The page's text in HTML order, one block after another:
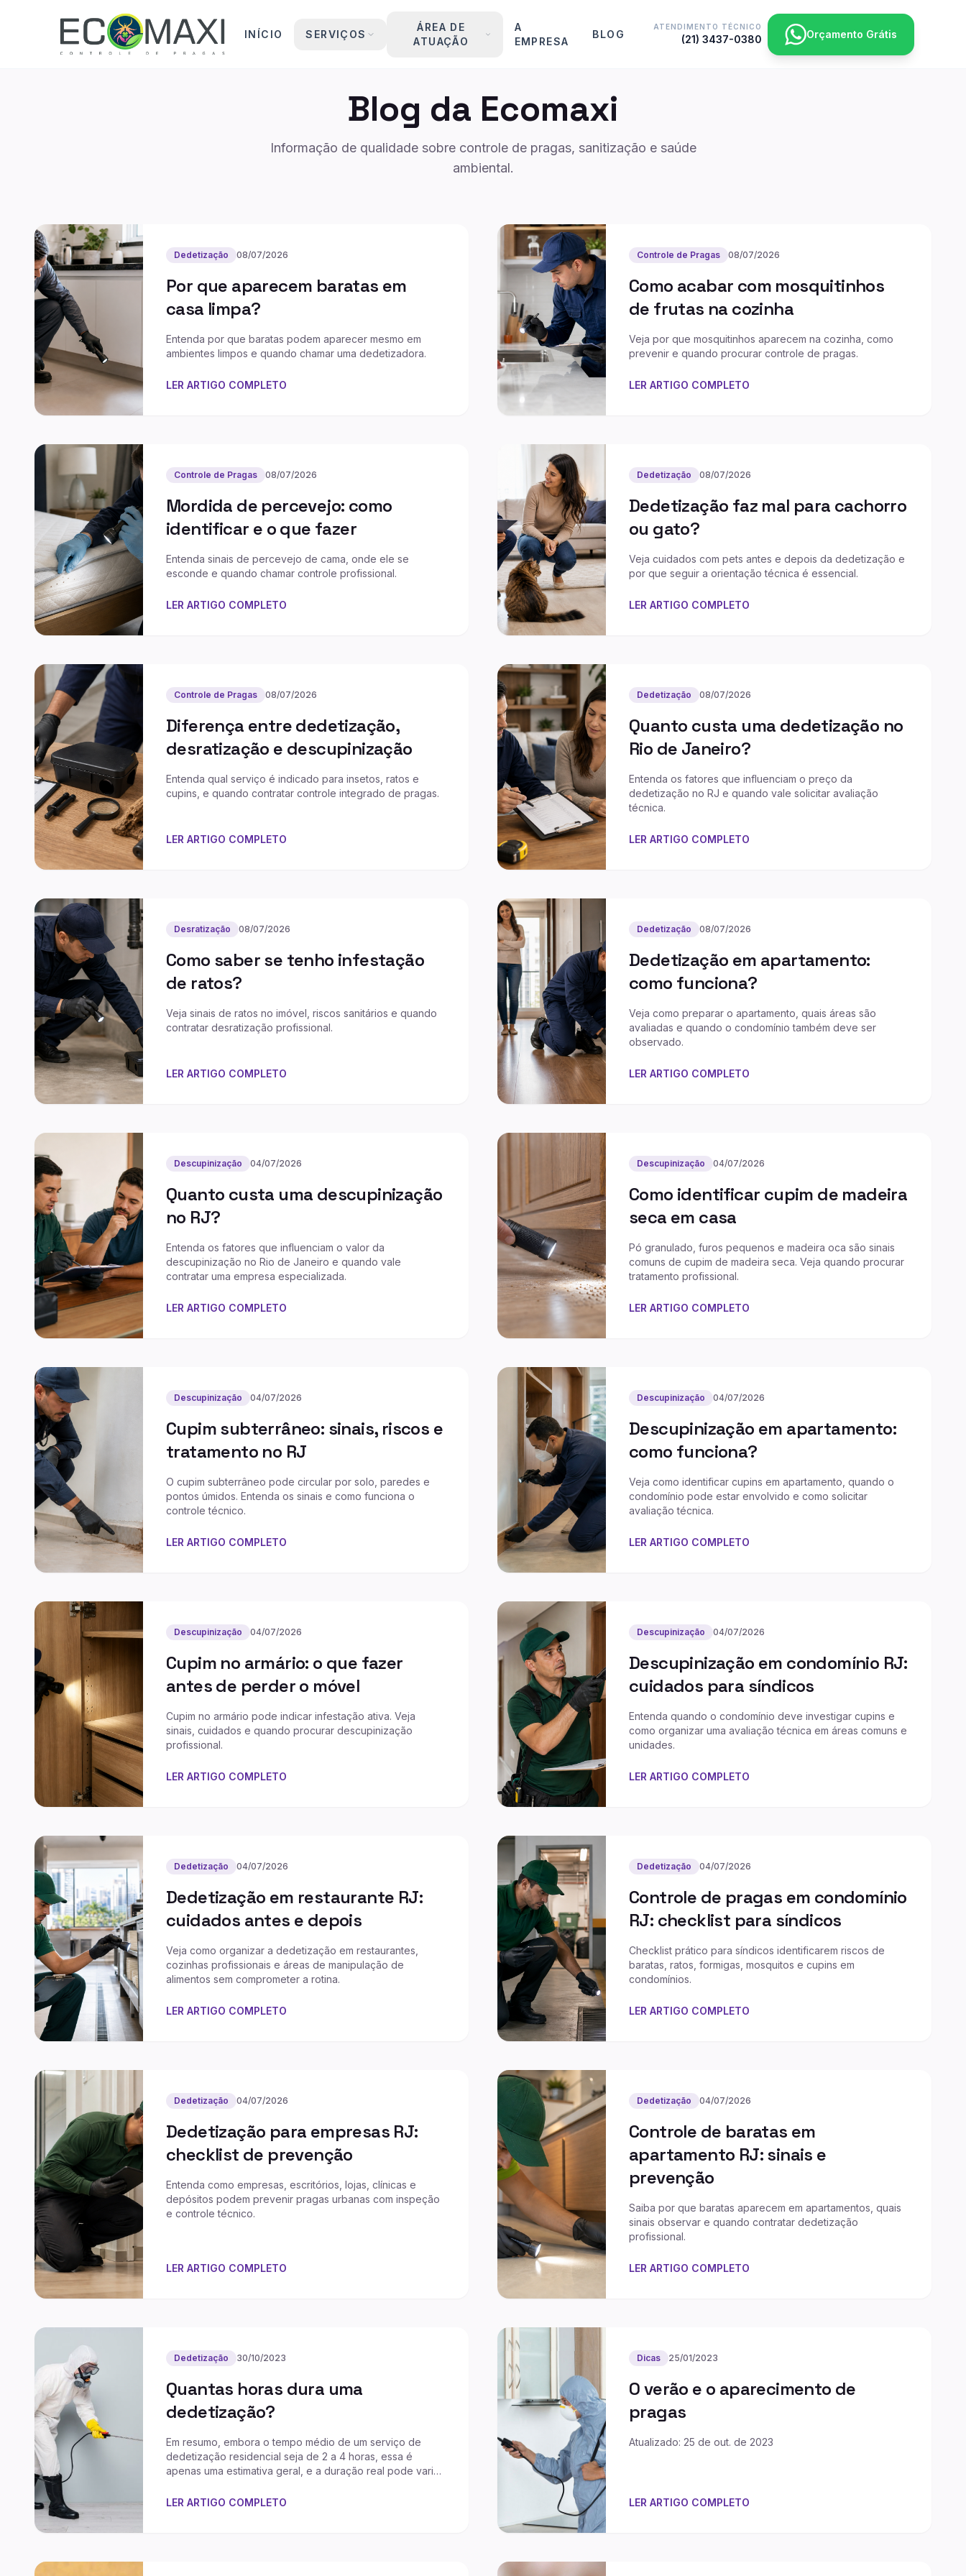
INÍCIO SERVIÇOS
ÁREA DE
ATUAÇÃO
A
EMPRESA
BLOG
ATENDIMENTO TÉCNICO
(21) 3437-0380 Orçamento Grátis
Blog da Ecomaxi
Informação de qualidade sobre controle de pragas, sanitização e saúde
ambiental.
Dedetização 08/07/2026
Por que aparecem baratas em
casa limpa?
Entenda por que baratas podem aparecer mesmo em
ambientes limpos e quando chamar uma dedetizadora.
LER ARTIGO COMPLETO
Controle de Pragas 08/07/2026
Como acabar com mosquitinhos
de frutas na cozinha
Veja por que mosquitinhos aparecem na cozinha, como
prevenir e quando procurar controle de pragas.
LER ARTIGO COMPLETO
Controle de Pragas 08/07/2026
Mordida de percevejo: como
identificar e o que fazer
Entenda sinais de percevejo de cama, onde ele se
esconde e quando chamar controle profissional.
LER ARTIGO COMPLETO
Dedetização 08/07/2026
Dedetização faz mal para cachorro
ou gato?
Veja cuidados com pets antes e depois da dedetização e
por que seguir a orientação técnica é essencial.
LER ARTIGO COMPLETO
Controle de Pragas 08/07/2026
Diferença entre dedetização,
desratização e descupinização
Entenda qual serviço é indicado para insetos, ratos e
cupins, e quando contratar controle integrado de pragas.
LER ARTIGO COMPLETO
Dedetização 08/07/2026
Quanto custa uma dedetização no
Rio de Janeiro?
Entenda os fatores que influenciam o preço da
dedetização no RJ e quando vale solicitar avaliação
técnica.
LER ARTIGO COMPLETO
Desratização 08/07/2026
Como saber se tenho infestação
de ratos?
Veja sinais de ratos no imóvel, riscos sanitários e quando
contratar desratização profissional.
LER ARTIGO COMPLETO
Dedetização 08/07/2026
Dedetização em apartamento:
como funciona?
Veja como preparar o apartamento, quais áreas são
avaliadas e quando o condomínio também deve ser
observado.
LER ARTIGO COMPLETO
Descupinização 04/07/2026
Quanto custa uma descupinização
no RJ?
Entenda os fatores que influenciam o valor da
descupinização no Rio de Janeiro e quando vale
contratar uma empresa especializada.
LER ARTIGO COMPLETO
Descupinização 04/07/2026
Como identificar cupim de madeira
seca em casa
Pó granulado, furos pequenos e madeira oca são sinais
comuns de cupim de madeira seca. Veja quando procurar
tratamento profissional.
LER ARTIGO COMPLETO
Descupinização 04/07/2026
Cupim subterrâneo: sinais, riscos e
tratamento no RJ
O cupim subterrâneo pode circular por solo, paredes e
pontos úmidos. Entenda os sinais e como funciona o
controle técnico.
LER ARTIGO COMPLETO
Descupinização 04/07/2026
Descupinização em apartamento:
como funciona?
Veja como identificar cupins em apartamento, quando o
condomínio pode estar envolvido e como solicitar
avaliação técnica.
LER ARTIGO COMPLETO
Descupinização 04/07/2026
Cupim no armário: o que fazer
antes de perder o móvel
Cupim no armário pode indicar infestação ativa. Veja
sinais, cuidados e quando procurar descupinização
profissional.
LER ARTIGO COMPLETO
Descupinização 04/07/2026
Descupinização em condomínio RJ:
cuidados para síndicos
Entenda quando o condomínio deve investigar cupins e
como organizar uma avaliação técnica em áreas comuns e
unidades.
LER ARTIGO COMPLETO
Dedetização 04/07/2026
Dedetização em restaurante RJ:
cuidados antes e depois
Veja como organizar a dedetização em restaurantes,
cozinhas profissionais e áreas de manipulação de
alimentos sem comprometer a rotina.
LER ARTIGO COMPLETO
Dedetização 04/07/2026
Controle de pragas em condomínio
RJ: checklist para síndicos
Checklist prático para síndicos identificarem riscos de
baratas, ratos, formigas, mosquitos e cupins em
condomínios.
LER ARTIGO COMPLETO
Dedetização 04/07/2026
Dedetização para empresas RJ:
checklist de prevenção
Entenda como empresas, escritórios, lojas, clínicas e
depósitos podem prevenir pragas urbanas com inspeção
e controle técnico.
LER ARTIGO COMPLETO
Dedetização 04/07/2026
Controle de baratas em
apartamento RJ: sinais e
prevenção
Saiba por que baratas aparecem em apartamentos, quais
sinais observar e quando contratar dedetização
profissional.
LER ARTIGO COMPLETO
Dedetização 30/10/2023
Quantas horas dura uma
dedetização?
Em resumo, embora o tempo médio de um serviço de
dedetização residencial seja de 2 a 4 horas, essa é
apenas uma estimativa geral, e a duração real pode variar
LER ARTIGO COMPLETO
Dicas 25/01/2023
O verão e o aparecimento de
pragas
Atualizado: 25 de out. de 2023
LER ARTIGO COMPLETO